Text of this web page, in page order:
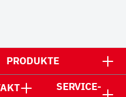
PRODUKTE
SERVICE-